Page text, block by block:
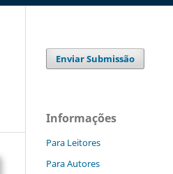
Enviar Submissão
Informações
Para Leitores
Para Autores